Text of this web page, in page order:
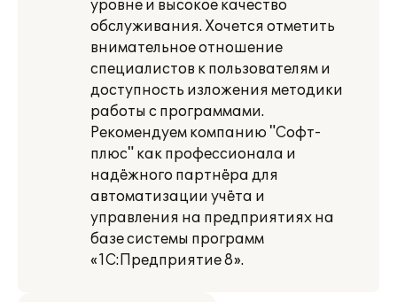
уровне и высокое качество
обслуживания. Хочется отметить
внимательное отношение
специалистов к пользователям и
доступность изложения методики
работы с программами.
Рекомендуем компанию "Софт-
плюс" как профессионала и
надёжного партнёра для
автоматизации учёта и
управления на предприятиях на
базе системы программ
«1С:Предприятие 8».